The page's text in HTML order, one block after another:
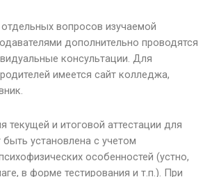
вопросов изучаемой
дополнительно проводятся
консультации. Для
имеется сайт колледжа,
текущей и итоговой аттестации для
установлена с учетом
особенностей (устно,
в форме тестирования и т.п.). При